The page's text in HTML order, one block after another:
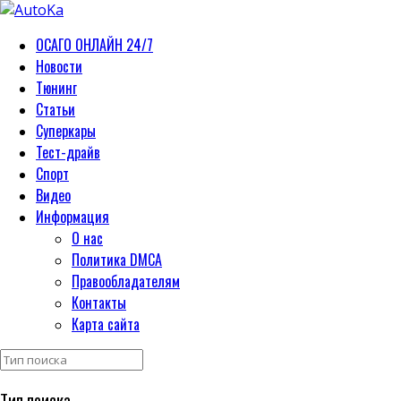
ОСАГО ОНЛАЙН 24/7
Новости
Тюнинг
Статьи
Суперкары
Тест-драйв
Спорт
Видео
Информация
О нас
Политика DMCA
Правообладателям
Контакты
Карта сайта